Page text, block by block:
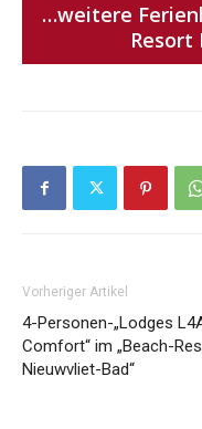
…weitere
Vorheriger Artikel
4-Personen-„Lodges
Comfort“ im „Beach-
Nieuwvliet-Bad“